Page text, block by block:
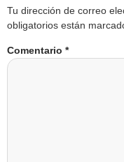
Tu dirección de correo
obligatorios están
Comentario *